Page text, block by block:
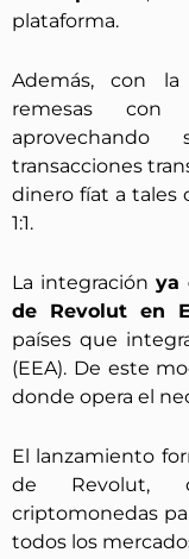
plataforma.
Además, con la
remesas con
transacciones
dinero fíat a tales
1:1.
La integraciónya
de Revolut en
países que
(EEA). De este
donde opera el
El lanzamiento
de Revolut,
criptomonedas
todos los